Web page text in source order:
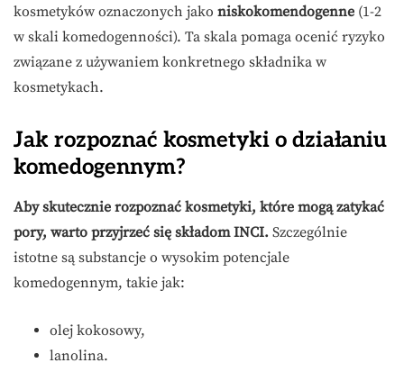
kosmetyków oznaczonych jako niskokomendogenne (1-2
w skali komedogenności). Ta skala pomaga ocenić ryzyko
związane z używaniem konkretnego składnika w
kosmetykach.
Jak rozpoznać kosmetyki o działaniu
komedogennym?
Aby skutecznie rozpoznać kosmetyki, które mogą zatykać
pory, warto przyjrzeć się składom INCI. Szczególnie
istotne są substancje o wysokim potencjale
komedogennym, takie jak:
olej kokosowy,
lanolina.